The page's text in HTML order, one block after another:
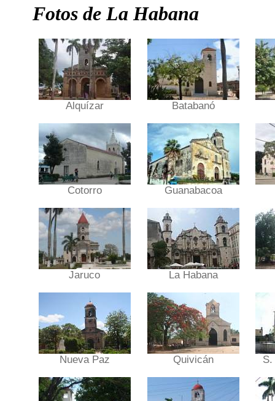
Fotos de La Habana
Alquízar
Cotorro
Jaruco
Nueva Paz
Batabanó
Guanabacoa
La Habana
Quivicán S.